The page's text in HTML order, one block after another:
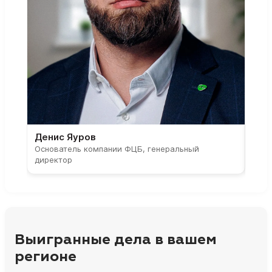
Денис Яуров
Основатель компании ФЦБ, генеральный
директор
Выигранные дела в вашем
регионе